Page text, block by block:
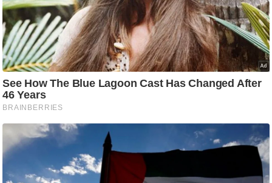
मी
क्षा
ध
र्म
ज्यो
ति
ष
प्र
भु
हि